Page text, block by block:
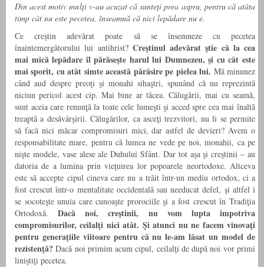
Din acest motiv mulţi v-au acuzat că sunteţi prea aspru, pentru că atâta
timp cât nu este pecetea, înseamnă că nici lepădare nu e.
Ce creştin adevărat poate să se însemneze cu pecetea
înaintemergătorului lui antihrist? Creştinul adevărat ştie că la cea
mai mică lepădare îl părăseşte harul lui Dumnezeu, şi cu cât este
mai sporit, cu atât simte această părăsire pe pielea lui. Mă minunez
când aud despre preoţi şi monahi sihaştri, spunând că nu reprezintă
niciun pericol acest cip. Mai bine ar tăcea. Călugării, mai cu seamă,
sunt aceia care renunţă la toate cele lumeşti şi acced spre cea mai înaltă
treaptă a desăvârşirii. Călugărilor, ca asceţi trezvitori, nu li se permite
să facă nici măcar compromisuri mici, dar astfel de devieri? Avem o
responsabilitate mare, pentru că lumea ne vede pe noi, monahii, ca pe
nişte modele, vase alese ale Duhului Sfânt. Dar tot aşa şi creştinii – au
datoria de a lumina prin vieţuirea lor popoarele neortodoxe. Altceva
este să accepte cipul cineva care nu a trăit într-un mediu ortodox, ci a
fost crescut într-o mentalitate occidentală sau needucat defel, şi altfel i
se socoteşte unuia care cunoaşte prorociile şi a fost crescut în Tradiţia
Ortodoxă.Dacă noi, creştinii, nu vom lupta împotriva
compromisurilor, ceilalţi nici atât. Şi atunci nu ne facem vinovaţi
pentru generaţiile viitoare pentru că nu le-am lăsat un model de
rezistenţă? Dacă noi primim acum cipul, ceilalţi de după noi vor primi
liniştiţi pecetea.